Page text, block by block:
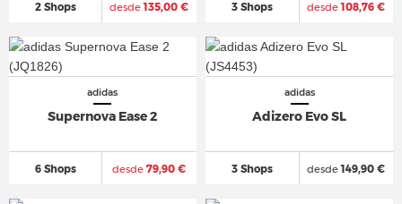
2 Shops desde135,00 € 3 Shops desde108,76 €
adidas
Supernova Ease 2
6 Shops desde 79,90 €
adidas
Adizero Evo SL
3 Shops desde149,90 €